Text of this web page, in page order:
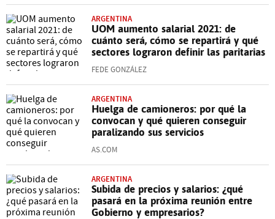
ARGENTINA
UOM aumento salarial 2021: de
cuánto será, cómo se repartirá y qué
sectores lograron definir las paritarias
FEDE GONZÁLEZ
ARGENTINA
Huelga de camioneros: por qué la
convocan y qué quieren conseguir
paralizando sus servicios
AS.COM
ARGENTINA
Subida de precios y salarios: ¿qué
pasará en la próxima reunión entre
Gobierno y empresarios?